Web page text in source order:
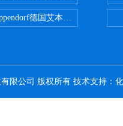
德国艾本德台式高速离
限公司 版权所有 技术支持：